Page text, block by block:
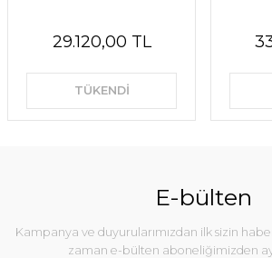
29.120,00 TL
TÜKENDİ
E-bülten
Kampanya ve duyurularımızdan ilk sizin
zaman e-bülten aboneliğimizden